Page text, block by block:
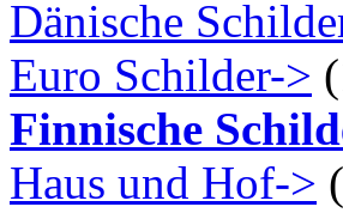
Dänische
Euro Schilder->
Finnische
Haus und Hof->